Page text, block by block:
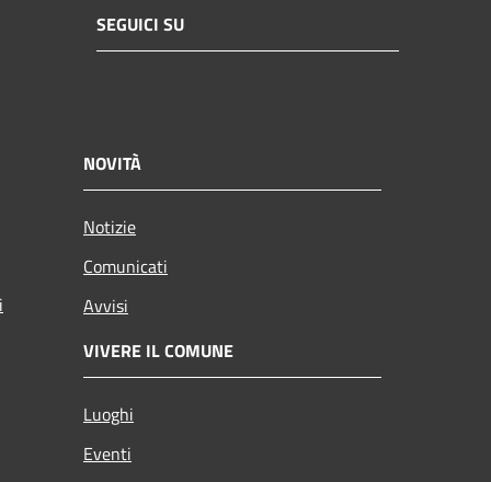
SEGUICI SU
NOVITÀ
Notizie
Comunicati
Avvisi
VIVERE IL COMUNE
Luoghi
Eventi